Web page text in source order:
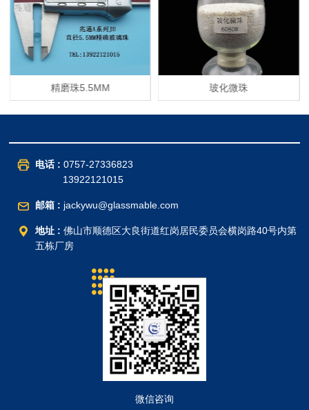
精磨珠5.5MM 玻化微珠
电话 : 0757-27336823
13922121015
邮箱 : jackywu@glassmable.com
地址 : 佛山市顺德区大良街道红岗居民委员会横岗路40号内第
五栋厂房
微信咨询